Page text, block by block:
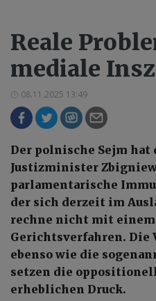
Reale
mediale
08.11.2025 13:49
Der polnische Sejm hat
Justizminister
parlamentarische
der sich derzeit im
rechne nicht mit
Gerichtsverfahren. Die
ebenso wie die
setzen die
erheblichen Druck.